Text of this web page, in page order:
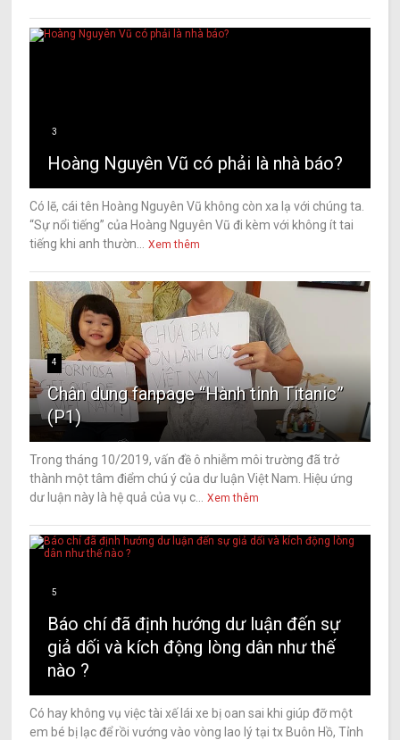
3
Hoàng Nguyên Vũ có phải là nhà báo?
Có lẽ, cái tên Hoàng Nguyên Vũ không còn xa lạ với chúng ta.
“Sự nổi tiếng” của Hoàng Nguyên Vũ đi kèm với không ít tai
tiếng khi anh thườn...
Xem thêm
4
Chân dung fanpage “Hành tinh Titanic”
(P1)
Trong tháng 10/2019, vấn đề ô nhiễm môi trường đã trở
thành một tâm điểm chú ý của dư luận Việt Nam. Hiệu ứng
dư luận này là hệ quả của vụ c...
Xem thêm
5
Báo chí đã định hướng dư luận đến sự
giả dối và kích động lòng dân như thế
nào ?
Có hay không vụ việc tài xế lái xe bị oan sai khi giúp đỡ một
em bé bị lạc để rồi vướng vào vòng lao lý tại tx Buôn Hồ, Tỉnh